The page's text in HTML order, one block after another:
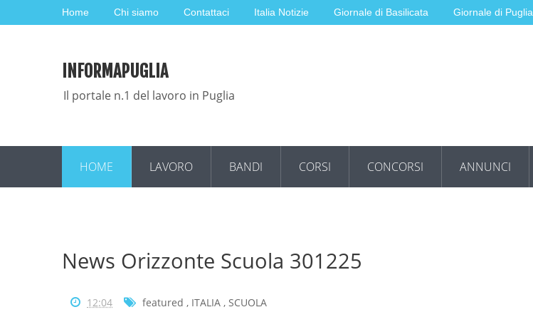
Home Chi siamo Contattaci Italia Notizie Giornale di Basilicata Giornale di Puglia
INFORMAPUGLIA
Il portale n.1 del lavoro in Puglia
HOME LAVORO BANDI CORSI CONCORSI ANNUNCI
News Orizzonte Scuola 301225
12:04 featured , ITALIA , SCUOLA